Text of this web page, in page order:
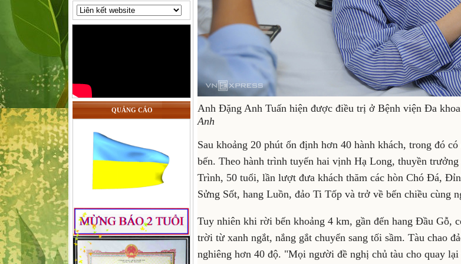
QUẢNG CÁO Anh Đặng Anh Tuấn hiện được điều trị ở Bệnh viện Đa
Anh
Sau khoảng 20 phút ổn định hơn 40 hành khách, trong đó
bến. Theo hành trình tuyến hai vịnh Hạ Long, thuyền
Trình, 50 tuổi, lần lượt đưa khách thăm các hòn Chó Đá,
Sửng Sốt, hang Luồn, đảo Ti Tốp và trở về bến chiều cùng
Tuy nhiên khi rời bến khoảng 4 km, gần đến hang Đầu Gỗ,
trời từ xanh ngắt, nắng gắt chuyển sang tối sầm. Tàu chao
nghiêng hơn 40 độ. "Mọi người đề nghị chủ tàu cho quay